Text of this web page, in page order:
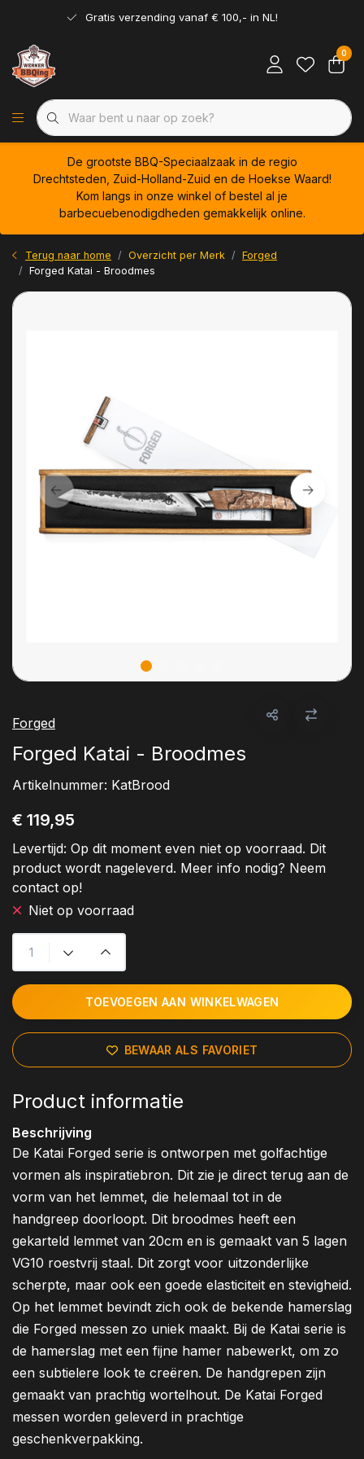
Gratis verzending vanaf € 100,- in NL!
0
De grootste BBQ-Speciaalzaak in de regio
Drechtsteden, Zuid-Holland-Zuid en de Hoekse Waard!
Kom langs in onze winkel of bestel al je
barbecuebenodigdheden gemakkelijk online.
Terug naar home Overzicht per Merk
Forged
Forged Katai - Broodmes
Forged
Forged Katai - Broodmes
Artikelnummer: KatBrood
€ 119,95
Levertijd: Op dit moment even niet op voorraad. Dit
product wordt nageleverd. Meer info nodig? Neem
contact op!
Niet op voorraad
TOEVOEGEN AAN WINKELWAGEN
BEWAAR ALS FAVORIET
Product informatie
Beschrijving
De Katai Forged serie is ontworpen met golfachtige
vormen als inspiratiebron. Dit zie je direct terug aan de
vorm van het lemmet, die helemaal tot in de
handgreep doorloopt. Dit broodmes heeft een
gekarteld lemmet van 20cm en is gemaakt van 5 lagen
VG10 roestvrij staal. Dit zorgt voor uitzonderlijke
scherpte, maar ook een goede elasticiteit en stevigheid.
Op het lemmet bevindt zich ook de bekende hamerslag
die Forged messen zo uniek maakt. Bij de Katai serie is
de hamerslag met een fijne hamer nabewerkt, om zo
een subtielere look te creëren. De handgrepen zijn
gemaakt van prachtig wortelhout. De Katai Forged
messen worden geleverd in prachtige
geschenkverpakking.